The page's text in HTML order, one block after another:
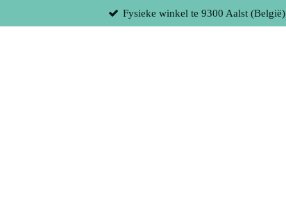
direct
Fysieke winkel te 9300 Aalst (België)